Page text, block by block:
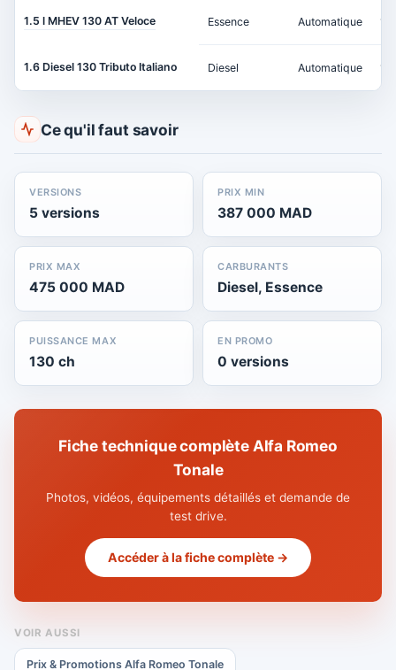
1.5 l MHEV 130 AT Veloce Essence Automatique
1.6 Diesel 130 Tributo Italiano Diesel Automatique
Ce qu'il faut savoir
VERSIONS
5 versions
PRIX MIN
387 000 MAD
PRIX MAX
475 000 MAD
CARBURANTS
Diesel, Essence
PUISSANCE MAX
130 ch
EN PROMO
0 versions
Fiche technique complète Alfa Romeo
Tonale
Photos, vidéos, équipements détaillés et demande de
test drive.
Accéder à la fiche complète →
VOIR AUSSI
Prix & Promotions Alfa Romeo Tonale